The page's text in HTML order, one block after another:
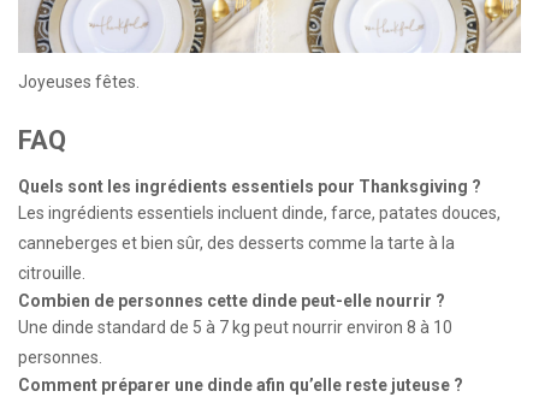
Joyeuses fêtes.
FAQ
Quels sont les ingrédients essentiels pour Thanksgiving ?
Les ingrédients essentiels incluent dinde, farce, patates douces,
canneberges et bien sûr, des desserts comme la tarte à la
citrouille.
Combien de personnes cette dinde peut-elle nourrir ?
Une dinde standard de 5 à 7 kg peut nourrir environ 8 à 10
personnes.
Comment préparer une dinde afin qu’elle reste juteuse ?